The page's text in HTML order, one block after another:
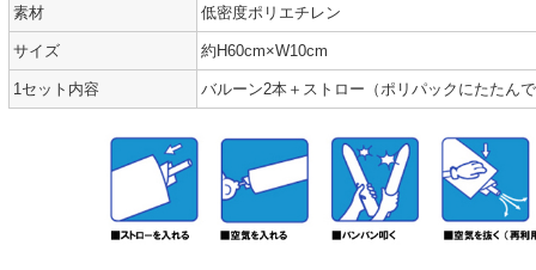
素材 低密度ポリエチレン
サイズ 約H60cm×W10cm
1セット内容 バルーン2本＋ストロー（ポリパックにたたん